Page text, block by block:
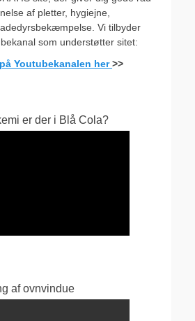
af pletter, hygiejne,
Vi tilbyder
som understøtter sitet:
Youtubekanalen her>>
er der i Blå Cola?
af ovnvindue